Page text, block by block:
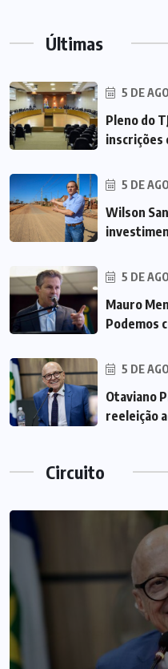
Últimas
5 DE
Pleno do
inscrições
5 DE
Wilson
5 DE
Mauro
Podemos
5 DE
Otaviano
reeleição
Circuito